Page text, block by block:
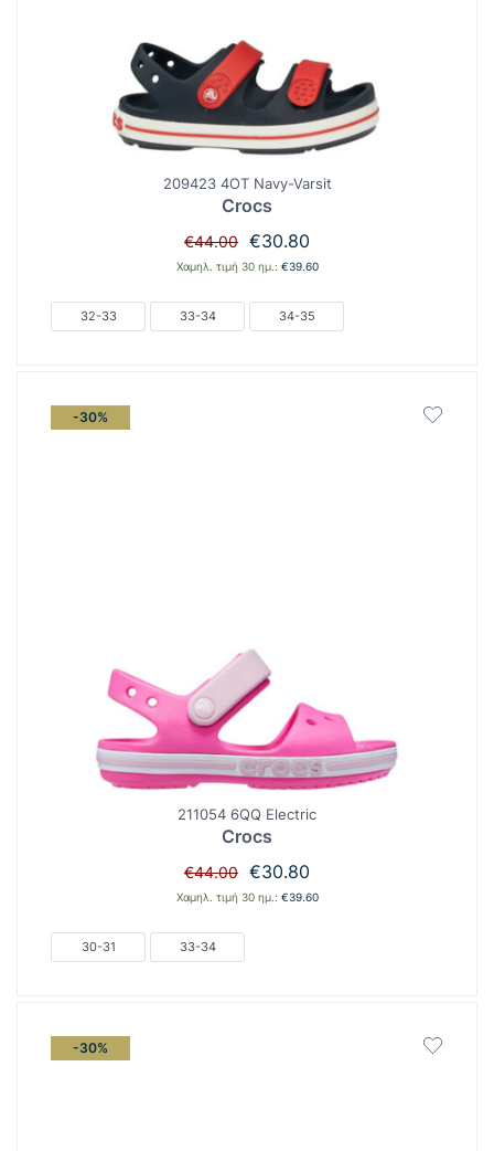
209423 4OT Navy-Varsit
Crocs
€44.00 Original
price
€44.00.
€30.80
τρέχουσα
είναι:
€30.80.
Χαμηλ. τιμή 30 ημ.: €39.60
32-33 33-34 34-35
-30%
211054 6QQ Electric
Crocs
€44.00 Original
price
€30.80
τρέχουσα
Χαμηλ. τιμή 30 ημ.: €39.60
30-31 33-34
-30%